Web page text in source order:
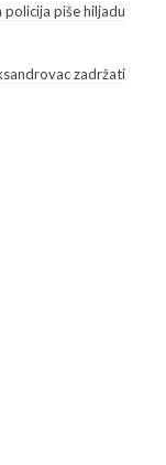
policija piše hiljadu
zadržati